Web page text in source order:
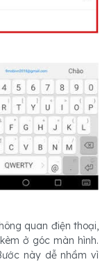
quan điện thoại,
ở góc màn hình.
này dễ nhầm vì